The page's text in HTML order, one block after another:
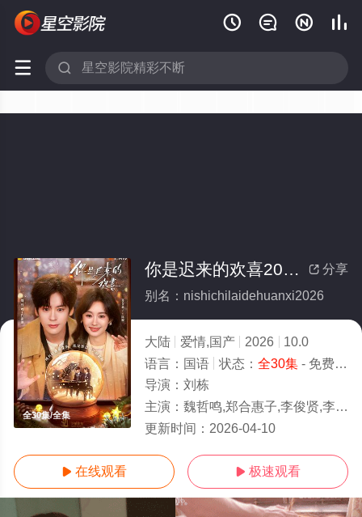
   
 
全30集/全集
 分享
你是迟来的欢喜2026(全集)
别名：nishichilaidehuanxi2026
大陆 爱情,国产 2026
10.0
语言： 国语 状态： 全30集- 免费在线观看
导演： 刘栋
主演： 魏哲鸣,郑合惠子,李俊贤,李歌洋,陈昊蓝,刘小北,张远,张沐兮,胡艺严,范湉湉,姬晨牧
更新时间： 2026-04-10
 在线观看  极速观看